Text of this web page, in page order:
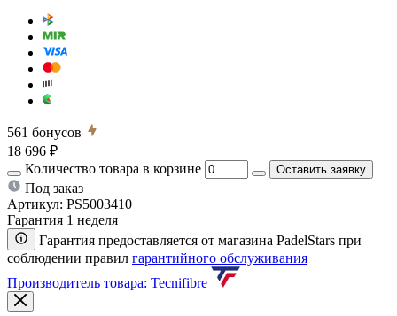
561 бонусов
18 696 ₽
Количество товара в корзине
Оставить заявку
Под заказ
Артикул: PS5003410
Гарантия 1 неделя
Гарантия предоставляется от магазина PadelStars при
соблюдении правил гарантийного обслуживания
Производитель товара: Tecnifibre